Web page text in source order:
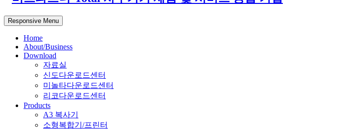
Responsive Menu
Home
About/Business
Download
자료실
신도다운로드센터
미놀타다운로드센터
리코다운로드센터
Products
A3 복사기
소형복합기/프린터